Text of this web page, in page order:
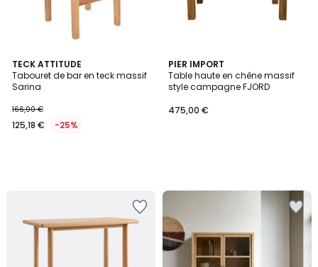
TECK ATTITUDE
Tabouret de bar en teck massif
Sarina
166,90 €
125,18 € -25%
PIER IMPORT
Table haute en chêne massif
style campagne FJORD
475,00 €